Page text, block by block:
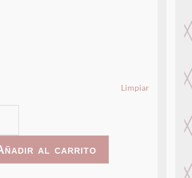
Limpiar
al carrito